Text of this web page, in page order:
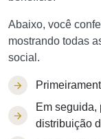
Abaixo, você
mostrando todas
social.
Em seguida,
distribuição